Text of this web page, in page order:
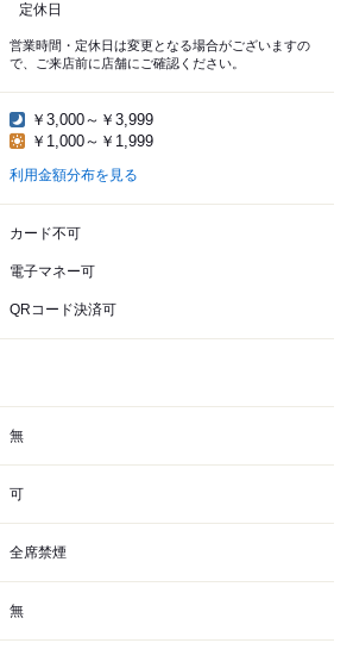
定休日
営業時間・定休日は変更となる場合がございますの
で、ご来店前に店舗にご確認ください。
￥3,000～￥3,999
￥1,000～￥1,999
利用金額分布を見る
カード不可
電子マネー可
QRコード決済可
無
可
全席禁煙
無